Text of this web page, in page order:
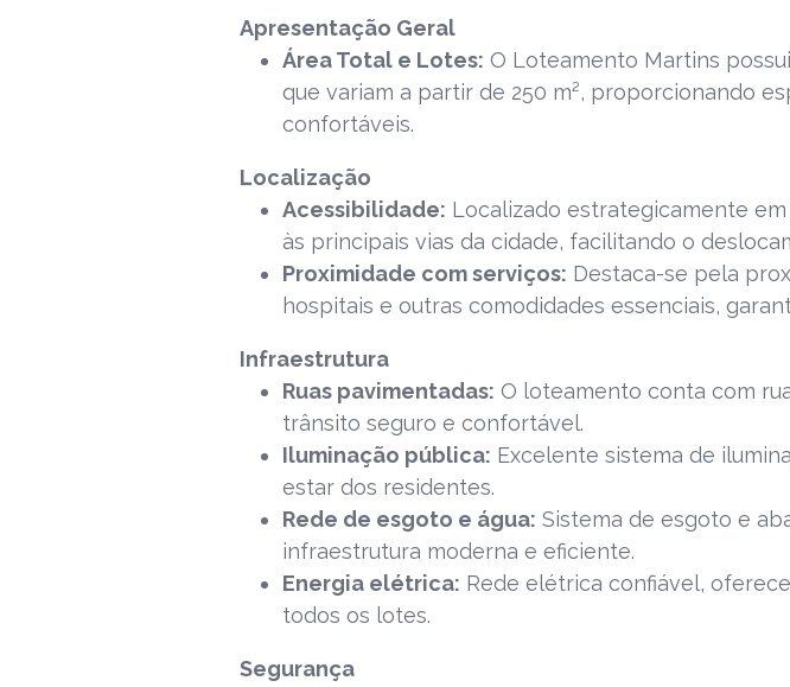
Apresentação Geral
Área Total e Lotes: O Loteamento Martins
que variam a partir de 250 m², proporcionando
confortáveis.
Localização
Acessibilidade: Localizado estrategicamente
às principais vias da cidade, facilitando o
Proximidade com serviços: Destaca-se pela
hospitais e outras comodidades essenciais,
Infraestrutura
Ruas pavimentadas: O loteamento conta com
trânsito seguro e confortável.
Iluminação pública: Excelente sistema de
estar dos residentes.
Rede de esgoto e água: Sistema de esgoto e
infraestrutura moderna e eficiente.
Energia elétrica: Rede elétrica confiável,
todos os lotes.
Segurança